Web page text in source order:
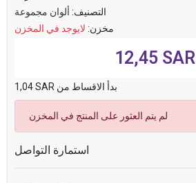
التصنيف: ألوان مجموعة
مخزن: لايوجد في المخزن
12,45 SAR
1,04 SAR بدأ الاقساط من
لم يتم العثور على المنتج في المخزن
استمارة التواصل